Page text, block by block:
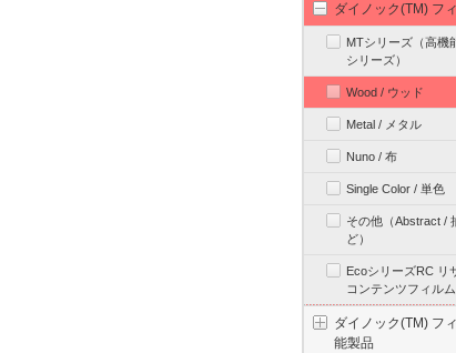
ダイノック(TM) フ
MTシリーズ（高機
シリーズ）
Wood / ウッド
Metal / メタル
Nuno / 布
Single Color / 単色
その他（Abstract /
ど）
EcoシリーズRC リ
コンテンツフィルム
ダイノック(TM) フ
能製品